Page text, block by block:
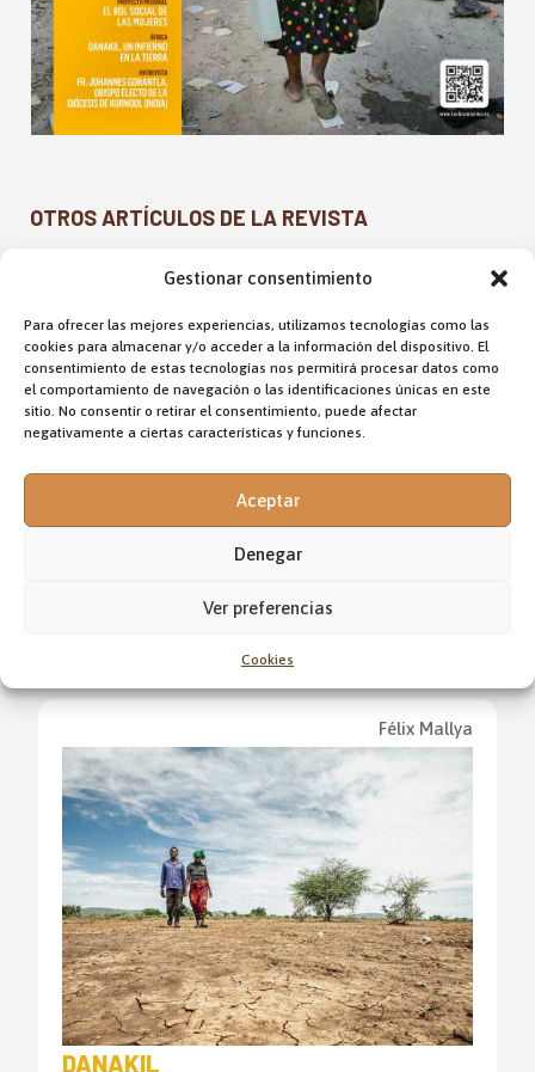
Gestionar consentimiento
Para ofrecer las mejores experiencias, utilizamos tecnologías como las
cookies para almacenar y/o acceder a la información del dispositivo. El
consentimiento de estas tecnologías nos permitirá procesar datos como
el comportamiento de navegación o las identificaciones únicas en este
sitio. No consentir o retirar el consentimiento, puede afectar
negativamente a ciertas características y funciones.
Aceptar
Denegar
Ver preferencias
Cookies
OTROS ARTÍCULOS DE LA REVISTA
EL ROL SOCIAL DE LAS MUJERES
Félix Mallya
DANAKIL